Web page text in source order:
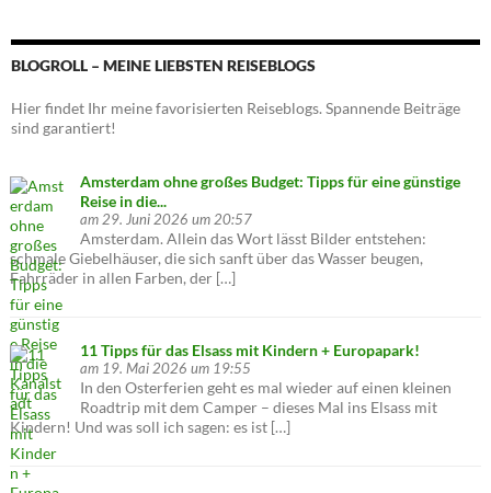
BLOGROLL – MEINE LIEBSTEN REISEBLOGS
Hier findet Ihr meine favorisierten Reiseblogs. Spannende Beiträge
sind garantiert!
Amsterdam ohne großes Budget: Tipps für eine günstige
Reise in die...
am 29. Juni 2026 um 20:57
Amsterdam. Allein das Wort lässt Bilder entstehen:
schmale Giebelhäuser, die sich sanft über das Wasser beugen,
Fahrräder in allen Farben, der […]
11 Tipps für das Elsass mit Kindern + Europapark!
am 19. Mai 2026 um 19:55
In den Osterferien geht es mal wieder auf einen kleinen
Roadtrip mit dem Camper – dieses Mal ins Elsass mit
Kindern! Und was soll ich sagen: es ist […]